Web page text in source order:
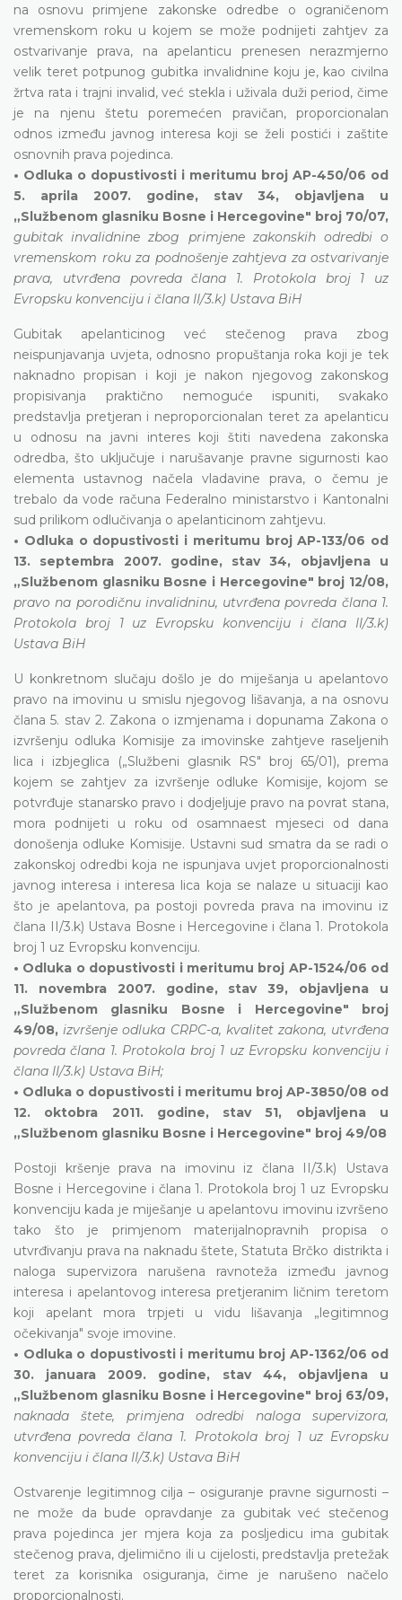
na osnovu primjene zakonske odredbe o ograničenom
vremenskom roku u kojem se može podnijeti zahtjev za
ostvarivanje prava, na apelanticu prenesen nerazmjerno
velik teret potpunog gubitka invalidnine koju je, kao civilna
žrtva rata i trajni invalid, već stekla i uživala duži period, čime
je na njenu štetu poremećen pravičan, proporcionalan
odnos između javnog interesa koji se želi postići i zaštite
osnovnih prava pojedinca.
• Odluka o dopustivosti i meritumu broj AP-450/06 od
5. aprila 2007. godine, stav 34, objavljena u
„Službenom glasniku Bosne i Hercegovine" broj 70/07,
gubitak invalidnine zbog primjene zakonskih odredbi o
vremenskom roku za podnošenje zahtjeva za ostvarivanje
prava, utvrđena povreda člana 1. Protokola broj 1 uz
Evropsku konvenciju i člana II/3.k) Ustava BiH
Gubitak apelanticinog već stečenog prava zbog
neispunjavanja uvjeta, odnosno propuštanja roka koji je tek
naknadno propisan i koji je nakon njegovog zakonskog
propisivanja praktično nemoguće ispuniti, svakako
predstavlja pretjeran i neproporcionalan teret za apelanticu
u odnosu na javni interes koji štiti navedena zakonska
odredba, što uključuje i narušavanje pravne sigurnosti kao
elementa ustavnog načela vladavine prava, o čemu je
trebalo da vode računa Federalno ministarstvo i Kantonalni
sud prilikom odlučivanja o apelanticinom zahtjevu.
• Odluka o dopustivosti i meritumu broj AP-133/06 od
13. septembra 2007. godine, stav 34, objavljena u
„Službenom glasniku Bosne i Hercegovine" broj 12/08,
pravo na porodičnu invalidninu, utvrđena povreda člana 1.
Protokola broj 1 uz Evropsku konvenciju i člana II/3.k)
Ustava BiH
U konkretnom slučaju došlo je do miješanja u apelantovo
pravo na imovinu u smislu njegovog lišavanja, a na osnovu
člana 5. stav 2. Zakona o izmjenama i dopunama Zakona o
izvršenju odluka Komisije za imovinske zahtjeve raseljenih
lica i izbjeglica („Službeni glasnik RS" broj 65/01), prema
kojem se zahtjev za izvršenje odluke Komisije, kojom se
potvrđuje stanarsko pravo i dodjeljuje pravo na povrat stana,
mora podnijeti u roku od osamnaest mjeseci od dana
donošenja odluke Komisije. Ustavni sud smatra da se radi o
zakonskoj odredbi koja ne ispunjava uvjet proporcionalnosti
javnog interesa i interesa lica koja se nalaze u situaciji kao
što je apelantova, pa postoji povreda prava na imovinu iz
člana II/3.k) Ustava Bosne i Hercegovine i člana 1. Protokola
broj 1 uz Evropsku konvenciju.
• Odluka o dopustivosti i meritumu broj AP-1524/06 od
11. novembra 2007. godine, stav 39, objavljena u
„Službenom glasniku Bosne i Hercegovine" broj
49/08,izvršenje odluka CRPC-a, kvalitet zakona, utvrđena
povreda člana 1. Protokola broj 1 uz Evropsku konvenciju i
člana II/3.k) Ustava BiH;
• Odluka o dopustivosti i meritumu broj AP-3850/08 od
12. oktobra 2011. godine, stav 51, objavljena u
„Službenom glasniku Bosne i Hercegovine" broj 49/08
Postoji kršenje prava na imovinu iz člana II/3.k) Ustava
Bosne i Hercegovine i člana 1. Protokola broj 1 uz Evropsku
konvenciju kada je miješanje u apelantovu imovinu izvršeno
tako što je primjenom materijalnopravnih propisa o
utvrđivanju prava na naknadu štete, Statuta Brčko distrikta i
naloga supervizora narušena ravnoteža između javnog
interesa i apelantovog interesa pretjeranim ličnim teretom
koji apelant mora trpjeti u vidu lišavanja „legitimnog
očekivanja" svoje imovine.
• Odluka o dopustivosti i meritumu broj AP-1362/06 od
30. januara 2009. godine, stav 44, objavljena u
„Službenom glasniku Bosne i Hercegovine" broj 63/09,
naknada štete, primjena odredbi naloga supervizora,
utvrđena povreda člana 1. Protokola broj 1 uz Evropsku
konvenciju i člana II/3.k) Ustava BiH
Ostvarenje legitimnog cilja – osiguranje pravne sigurnosti –
ne može da bude opravdanje za gubitak već stečenog
prava pojedinca jer mjera koja za posljedicu ima gubitak
stečenog prava, djelimično ili u cijelosti, predstavlja pretežak
teret za korisnika osiguranja, čime je narušeno načelo
proporcionalnosti.